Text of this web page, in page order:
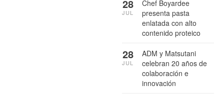
Chef Boyardee
presenta pasta
enlatada con alto
contenido proteico
28
JUL
ADM y Matsutani
celebran 20 años de
colaboración e
innovación
28
JUL